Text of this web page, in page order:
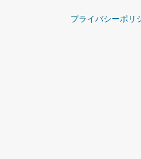
プライバシーポリ